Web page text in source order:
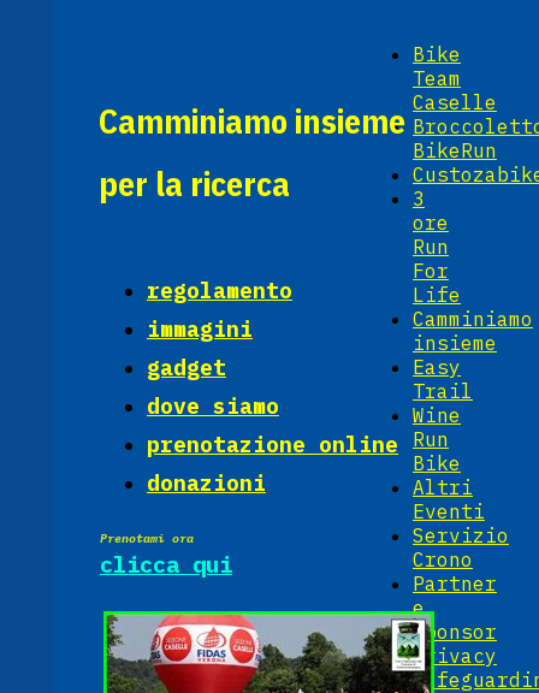
Bike
Team
Caselle
BikeRun
3
ore
Run
For
Life
Camminiamo
insieme
Easy
Trail
Wine
Run
Bike
Altri
Eventi
Servizio
Crono
Partner
e
Sponsor
Privacy
Camminiamo insieme
per la ricerca
regolamento
immagini
gadget
dove siamo
prenotazione online
donazioni
Prenotami ora
clicca qui